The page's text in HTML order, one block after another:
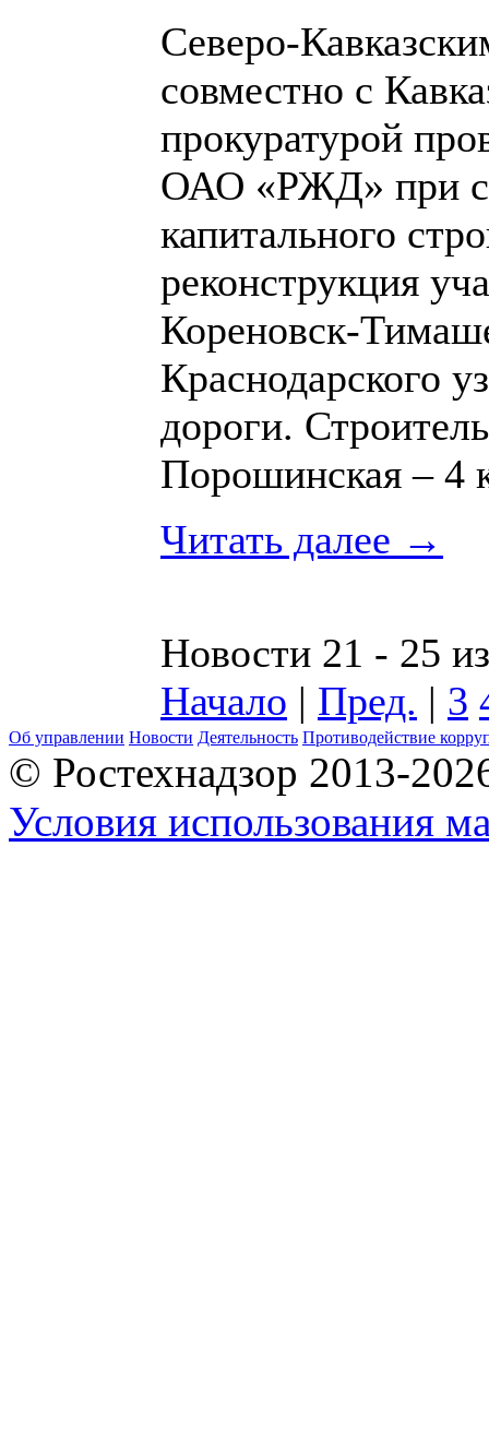
Северо-
совместно с
прокуратурой
ОАО «РЖД» при
капитального
реконструкция
Кореновск-
Краснодарского
дороги.
Порошинская – 4
Читать далее →
Новости 21 - 25
Начало | Пред. | 3
Об управлении Новости Деятельность Противодействие
© Ростехнадзор 2013-
Условия использования